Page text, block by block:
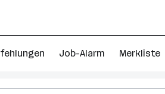
Job-Alarm Merkliste